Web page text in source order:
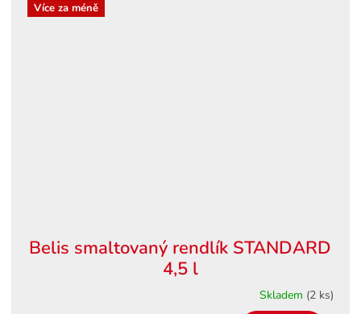
Více za méně
Belis smaltovaný rendlík STANDARD
4,5 l
Skladem (2 ks)